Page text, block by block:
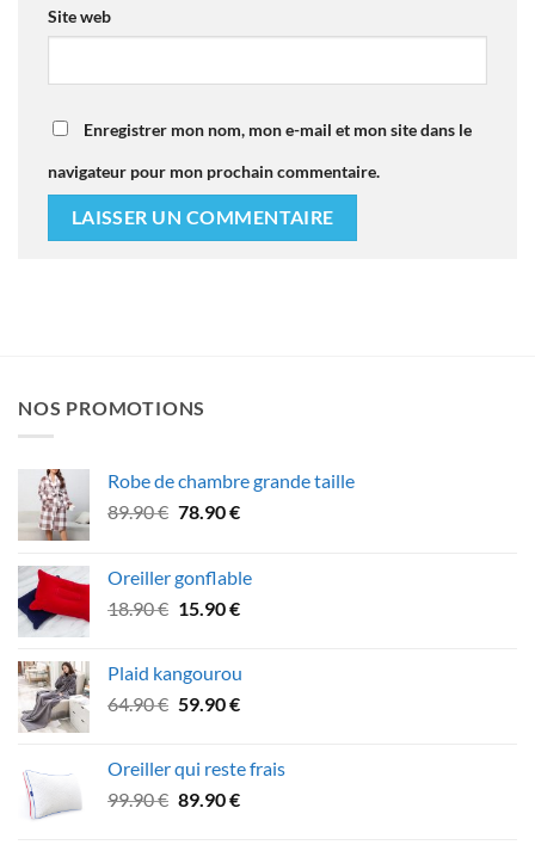
Site web
Enregistrer mon nom, mon e-mail et mon site dans le
navigateur pour mon prochain commentaire.
NOS PROMOTIONS
Robe de chambre grande taille
89.90€ Le
était :
89.90 €.
78.90€Le
est :
78.90 €.
Oreiller gonflable
18.90€ Le
était :
18.90 €.
15.90€Le
est :
15.90 €.
Plaid kangourou
64.90€ Le
était :
64.90 €.
59.90€Le
est :
59.90 €.
Oreiller qui reste frais
99.90€ Le
89.90€Le